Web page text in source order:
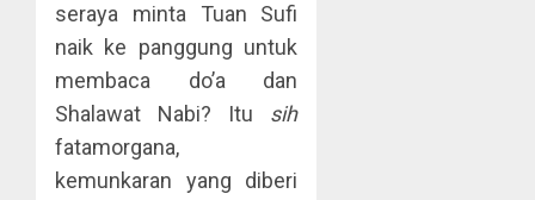
seraya minta Tuan Sufi
naik ke panggung untuk
membaca do’a dan
Shalawat Nabi? Itu sih
fatamorgana,
kemunkaran yang diberi